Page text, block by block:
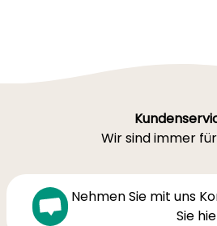
Wir sind immer
Nehmen Sie mit uns
Sie